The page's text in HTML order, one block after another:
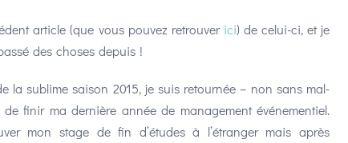
article (que vous pouvez retrouver ici) de celui-ci, et je
des choses depuis !
la sublime saison 2015, je suis retournée – non sans mal-
finir ma dernière année de management événementiel.
mon stage de fin d’études à l’étranger mais après